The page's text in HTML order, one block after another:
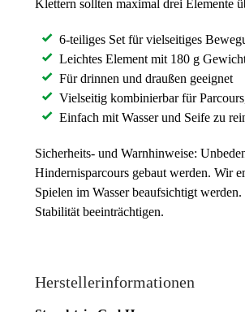
Klettern sollten maximal drei Elemente
6-teiliges Set für vielseitiges
Leichtes Element mit 180 g
Für drinnen und draußen geeignet
Vielseitig kombinierbar für
Einfach mit Wasser und Seife zu
Sicherheits- und Warnhinweise:
Hindernisparcours gebaut werden. Wir
Spielen im Wasser beaufsichtigt
Stabilität beeinträchtigen.
Herstellerinformationen